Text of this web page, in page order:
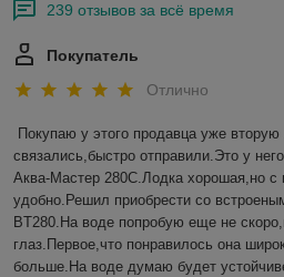
239 отзывов за всё время
Покупатель
Отлично
Покупаю у этого продавца уже
связались,быстро отправили.Это у
Аква-Мастер 280С.Лодка хорошая,но с
удобно.Решил приобрести со
BT280.На воде попробую еще не
глаз.Первое,что понравилось она
больше.На воде думаю будет